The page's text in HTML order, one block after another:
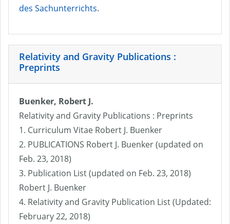
des Sachunterrichts.
Relativity and Gravity Publications :
Preprints
Buenker, Robert J.
Relativity and Gravity Publications : Preprints
1. Curriculum Vitae Robert J. Buenker
2. PUBLICATIONS Robert J. Buenker (updated on
Feb. 23, 2018)
3. Publication List (updated on Feb. 23, 2018)
Robert J. Buenker
4. Relativity and Gravity Publication List (Updated:
February 22, 2018)